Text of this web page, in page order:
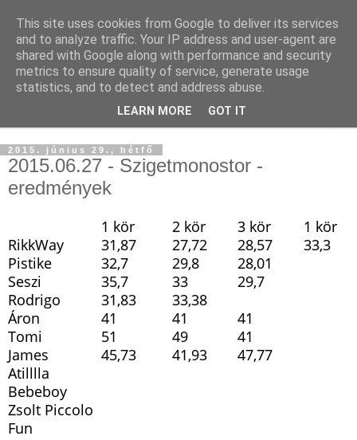
2015. június 29., hétfő
2015.06.27 - Szigetmonostor -
eredmények
1 kör 2 kör 3 kör
1 kör
RikkWay
31,87 27,72 28,57
33,3
Pistike
32,7 29,8
28,01
Seszi
35,7 33
29,7
Rodrigo
31,83
33,38
Áron
41 41
41
Tomi
51 49
41
James
45,73 41,93
47,77
Atilllla
Bebeboy
Zsolt Piccolo
Fun
This site uses cookies from Google to deliver its services
and to analyze traffic. Your IP address and user-agent are
shared with Google along with performance and security
metrics to ensure quality of service, generate usage
statistics, and to detect and address abuse.
LEARN MORE GOT IT